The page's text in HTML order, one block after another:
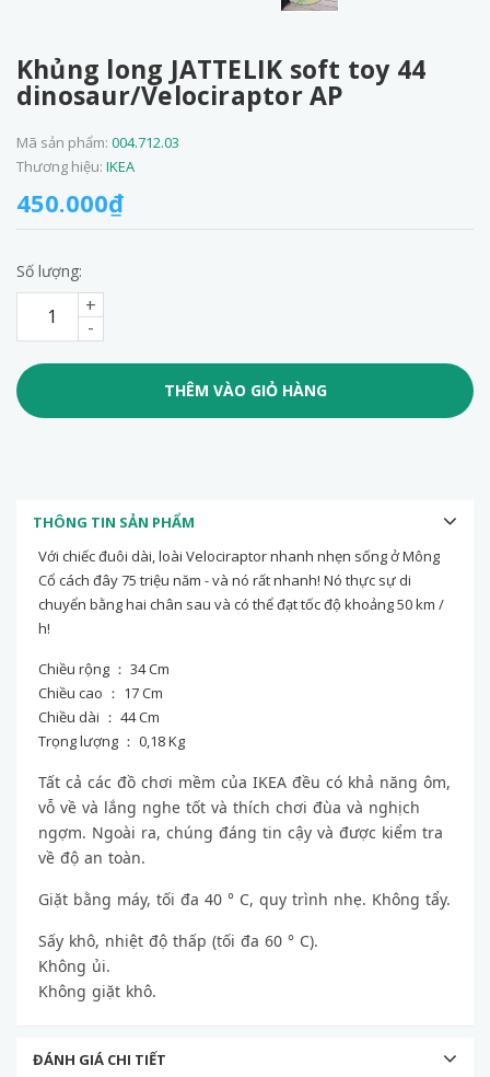
Khủng long JATTELIK soft toy 44
dinosaur/Velociraptor AP
Mã sản phẩm: 004.712.03
Thương hiệu: IKEA
450.000₫
Số lượng:
-
+
THÊM VÀO GIỎ HÀNG
THÔNG TIN SẢN PHẨM
Với chiếc đuôi dài, loài Velociraptor nhanh nhẹn sống ở Mông
Cổ cách đây 75 triệu năm - và nó rất nhanh! Nó thực sự di
chuyển bằng hai chân sau và có thể đạt tốc độ khoảng 50 km /
h!
Chiều rộng ： 34 Cm
Chiều cao ： 17 Cm
Chiều dài ： 44 Cm
Trọng lượng ： 0,18 Kg
Tất cả các đồ chơi mềm của IKEA đều có khả năng ôm,
vỗ về và lắng nghe tốt và thích chơi đùa và nghịch
ngợm. Ngoài ra, chúng đáng tin cậy và được kiểm tra
về độ an toàn.
Giặt bằng máy, tối đa 40 ° C, quy trình nhẹ. Không tẩy.
Sấy khô, nhiệt độ thấp (tối đa 60 ° C).
Không ủi.
Không giặt khô.
ĐÁNH GIÁ CHI TIẾT